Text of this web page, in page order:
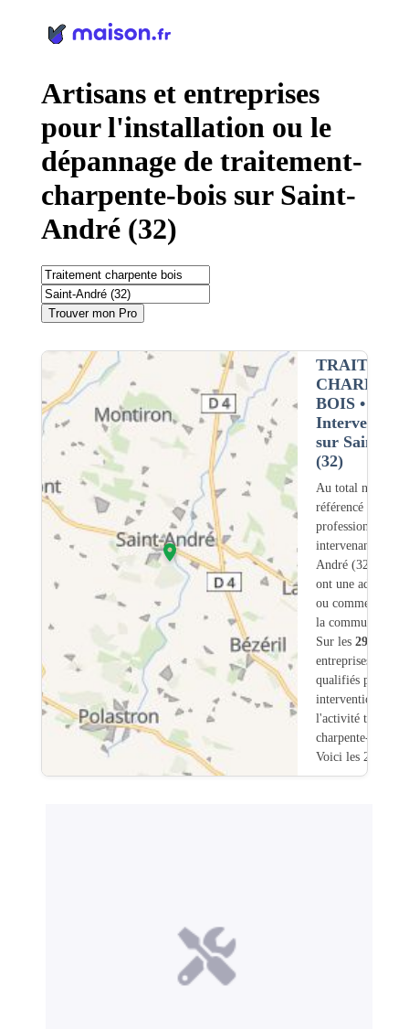
Artisans et entreprises
pour l'installation ou le
dépannage de traitement-
charpente-bois sur Saint-
André (32)
Trouver mon Pro
BOIS•
Intervention
sur Saint-
(32)
Au total nous
référencé
professionnels
intervenant sur
André (32) dont
ont une adresse
ou commerciale
la commune.
Sur les 29
entreprises
qualifiés pour une
intervention sur
l'activité
charpente-bois.
Voici les 20